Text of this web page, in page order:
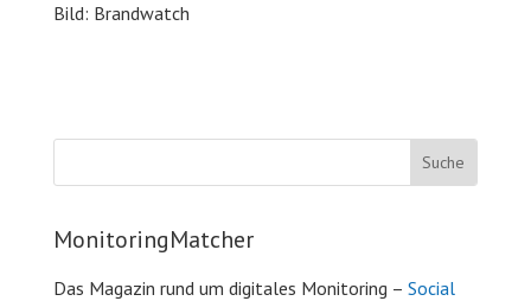
Bild: Brandwatch
MonitoringMatcher
Das Magazin rund um digitales Monitoring – Social